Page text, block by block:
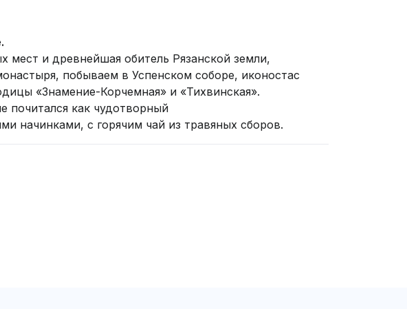
мест и древнейшая обитель Рязанской земли,
побываем в Успенском соборе, иконостас
«Знамение-Корчемная» и «Тихвинская».
почитался как чудотворный
начинками, с горячим чай из травяных сборов.